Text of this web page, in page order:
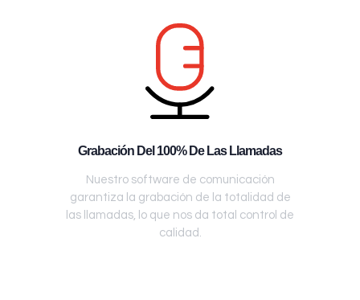
Grabación Del 100% De Las Llamadas
Nuestro software de comunicación
garantiza la grabación de la totalidad de
las llamadas, lo que nos da total control de
calidad.